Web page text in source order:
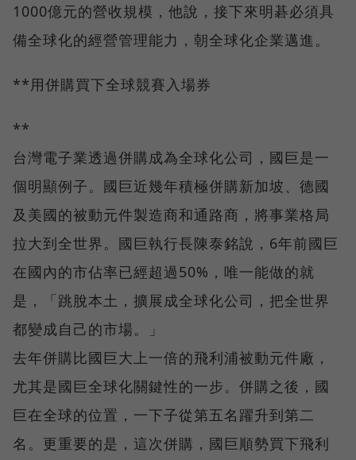
1000億元的營收規模，他說，接下來明碁必須具
備全球化的經營管理能力，朝全球化企業邁進。
**用併購買下全球競賽入場券
**
台灣電子業透過併購成為全球化公司，國巨是一
個明顯例子。國巨近幾年積極併購新加坡、德國
及美國的被動元件製造商和通路商，將事業格局
拉大到全世界。國巨執行長陳泰銘說，6年前國巨
在國內的市佔率已經超過50%，唯一能做的就
是，「跳脫本土，擴展成全球化公司，把全世界
都變成自己的市場。」
去年併購比國巨大上一倍的飛利浦被動元件廠，
尤其是國巨全球化關鍵性的一步。併購之後，國
巨在全球的位置，一下子從第五名躍升到第二
名。更重要的是，這次併購，國巨順勢買下飛利